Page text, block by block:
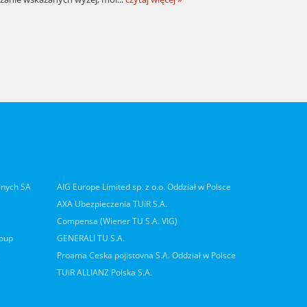
SA
AIG Europe Limited sp. z o.o. Oddział w Polsce
AXA Ubezpieczenia TUiR S.A.
Compensa (Wiener TU S.A. VIG)
GENERALI TU S.A.
Proama Ceska pojistovna S.A. Oddział w Polsce
TUiR ALLIANZ Polska S.A.